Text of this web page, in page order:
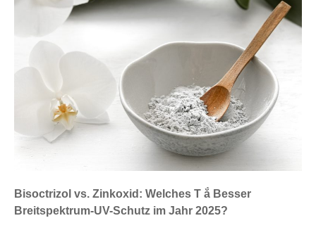
Bisoctrizol vs. Zinkoxid: Welches T ắ Besser
Breitspektrum-UV-Schutz im Jahr 2025?